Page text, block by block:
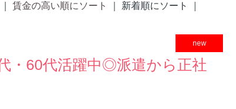
賃金の高い順にソート ｜ 新着順にソート ｜
new
・60代活躍中◎派遣から正社